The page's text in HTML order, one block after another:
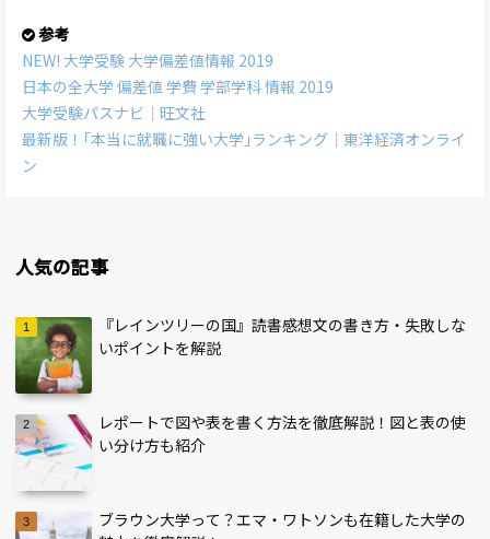
参考
NEW! 大学受験 大学偏差値情報 2019
日本の全大学 偏差値 学費 学部学科 情報 2019
大学受験パスナビ｜旺文社
最新版！｢本当に就職に強い大学｣ランキング｜東洋経済オンライ
ン
人気の記事
『レインツリーの国』読書感想文の書き方・失敗しな
いポイントを解説
レポートで図や表を書く方法を徹底解説！図と表の使
い分け方も紹介
ブラウン大学って？エマ・ワトソンも在籍した大学の